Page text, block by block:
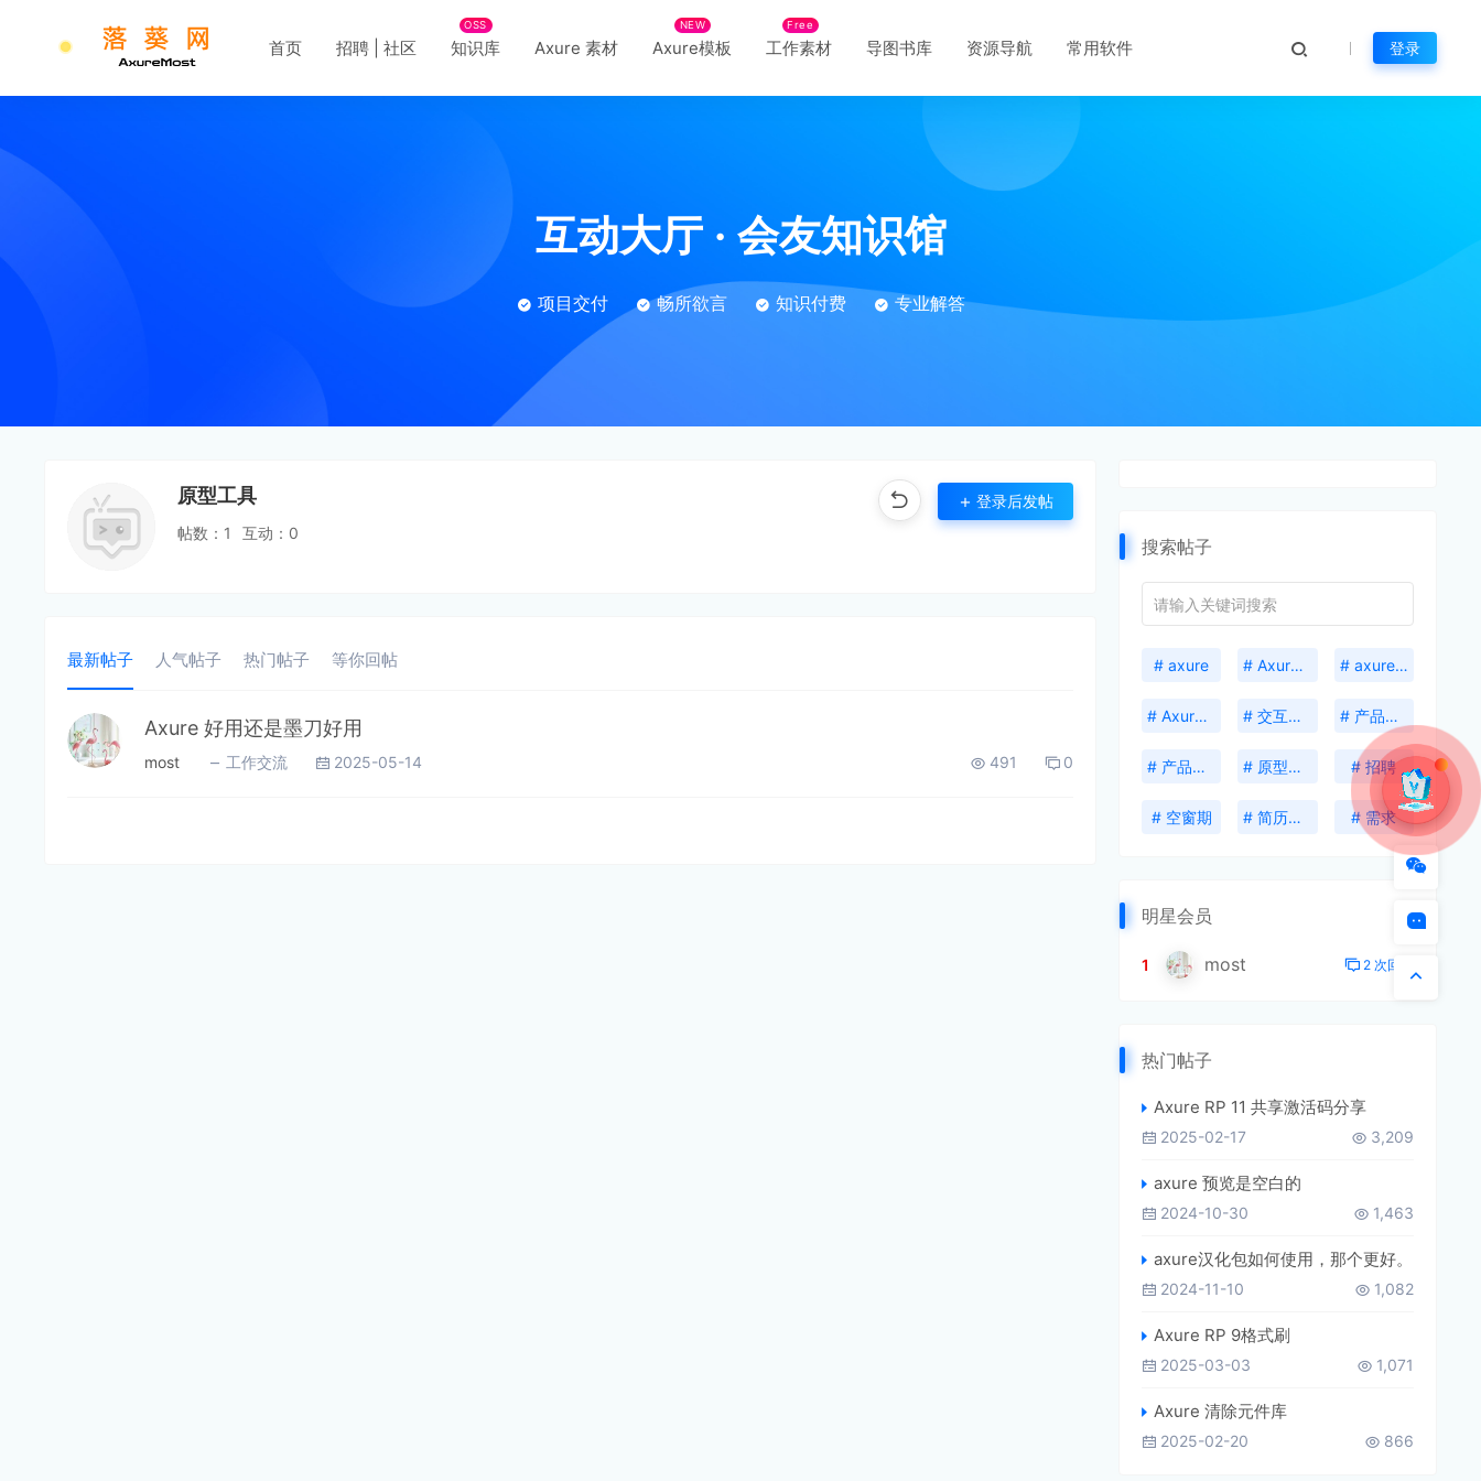
首页 招聘 | 社区 知识库
OSS
Axure 素材 Axure模板
NEW
工作素材
Free
导图书库 资源导航 常用软件 登录
互动大厅 · 会友知识馆
项目交付 畅所欲言 知识付费 专业解答
原型工具
帖数：1 互动：0
登录后发帖
最新帖子 人气帖子 热门帖子 等你回帖
Axure 好用还是墨刀好用
most 工作交流 2025-05-14 491 0
搜索帖子
# axure # Axure Cloud # axure 共享激活码
# Axure 格式刷 # 交互设计 # 产品抽象思维
# 产品能力 # 原型工具 # 招聘
# 空窗期 # 简历包装 # 需求
明星会员
1 most 2 次回帖
热门帖子
Axure RP 11 共享激活码分享
2025-02-17 3,209
axure 预览是空白的
2024-10-30 1,463
axure汉化包如何使用，那个更好。
2024-11-10 1,082
Axure RP 9格式刷
2025-03-03 1,071
Axure 清除元件库
2025-02-20 866